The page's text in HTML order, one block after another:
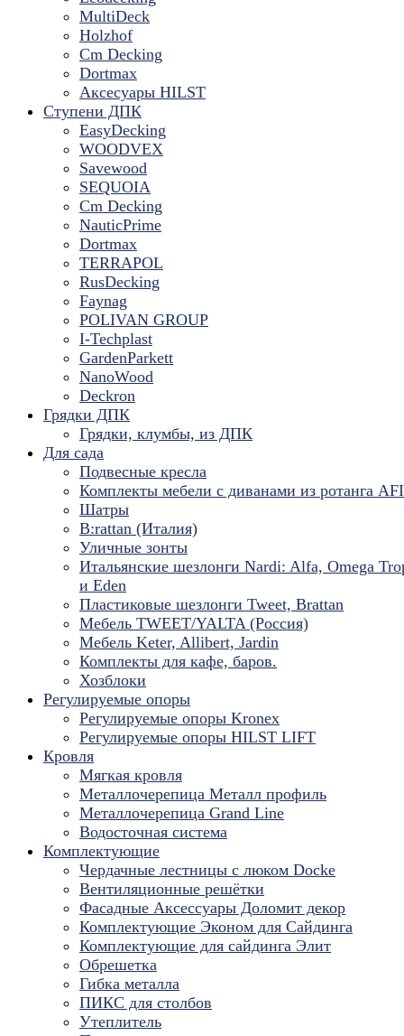
MultiDeck
Holzhof
Cm Decking
Dortmax
Аксесуары HILST
Ступени ДПК
EasyDecking
WOODVEX
Savewood
SEQUOIA
Cm Decking
NauticPrime
Dortmax
TERRAPOL
RusDecking
Faynag
POLIVAN GROUP
I-Techplast
GardenParkett
NanoWood
Deckron
Грядки ДПК
Грядки, клумбы, из ДПК
Для сада
Подвесные кресла
Комплекты мебели с диванами из ротанга
Шатры
B:rattan (Италия)
Уличные зонты
Итальянские шезлонги Nardi: Alfa, Omega
и Eden
Пластиковые шезлонги Tweet, Brattan
Мебель TWEET/YALTA (Россия)
Мебель Keter, Allibert, Jardin
Комплекты для кафе, баров.
Хозблоки
Регулируемые опоры
Регулируемые опоры Kronex
Регулируемые опоры HILST LIFT
Кровля
Мягкая кровля
Металлочерепица Металл профиль
Металлочерепица Grand Line
Водосточная система
Комплектующие
Чердачные лестницы с люком Docke
Вентиляционные решётки
Фасадные Аксессуары Доломит декор
Комплектующие Эконом для Сайдинга
Комплектующие для cайдинга Элит
Обрешетка
Гибка металла
ПИКС для столбов
Утеплитель